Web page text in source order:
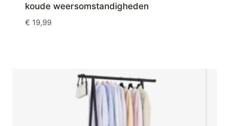
koude weersomstandigheden
€ 19,99